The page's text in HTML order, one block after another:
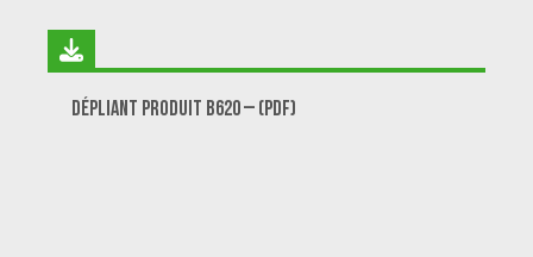
Dépliant produit B620 – (PDF)